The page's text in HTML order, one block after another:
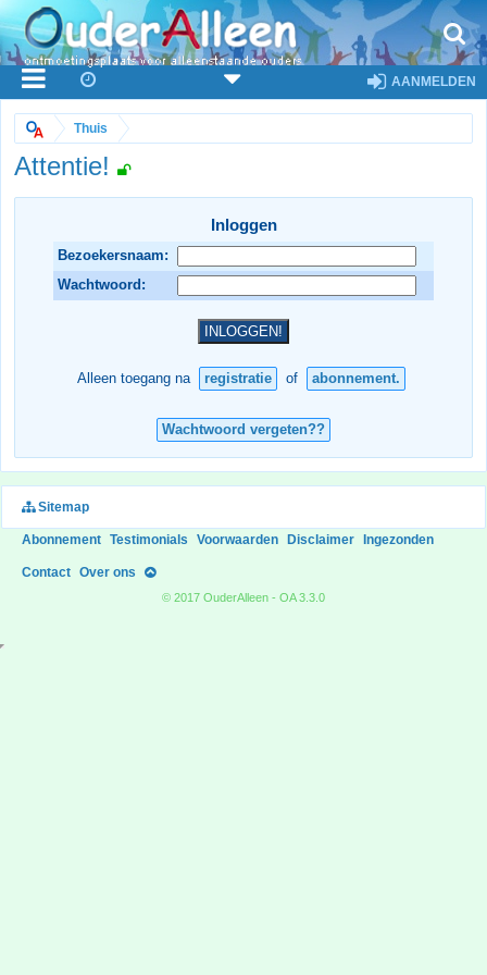
AANMELDEN
Thuis
Attentie!
Inloggen
Bezoekersnaam:
Wachtwoord:
Alleen toegang na registratie of abonnement.
Wachtwoord vergeten??
Sitemap
Abonnement Testimonials Voorwaarden Disclaimer Ingezonden
Contact Over ons
© 2017 OuderAlleen - OA 3.3.0